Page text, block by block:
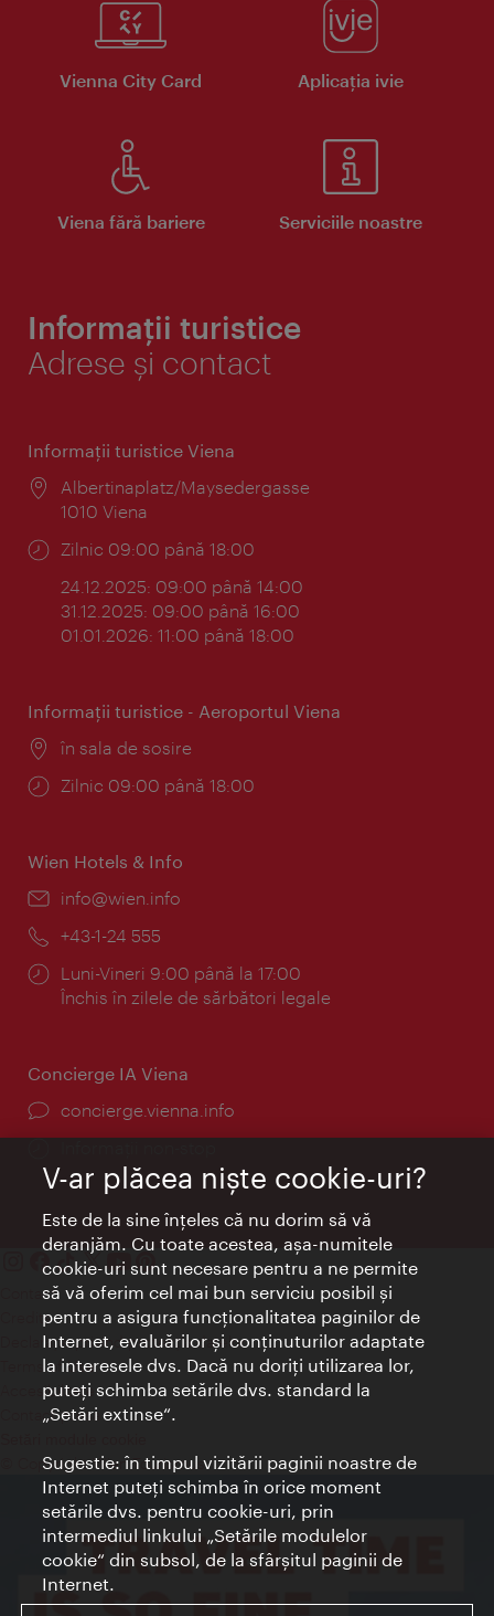
Vienna City Card Aplicaţia ivie
Viena fără bariere Serviciile noastre
Informații turistice
Adrese și contact
Informaţii turistice Viena
Locul:
Albertinaplatz/Maysedergasse
1010 Viena
Program:
Zilnic 09:00 până 18:00
24.12.2025: 09:00 până 14:00
31.12.2025: 09:00 până 16:00
01.01.2026: 11:00 până 18:00
Informaţii turistice - Aeroportul Viena
Locul:
în sala de sosire
Program:
Zilnic 09:00 până 18:00
Wien Hotels & Info
E-
info@wien.info
Telefon:
+43-1-24 555
Program:
Luni-Vineri 9:00 până la 17:00
Închis în zilele de sărbători legale
Concierge IA Viena
concierge.vienna.info
Contact
Credits
Declaraţie privind protecţia datelor
Terms of Use
Accesibilitate
Contact presa
© Copyright Wien Tourismus
V-ar plăcea nişte cookie-uri?
Este de la sine înţeles că nu dorim să vă
deranjăm. Cu toate acestea, aşa-numitele
cookie-uri sunt necesare pentru a ne permite
să vă oferim cel mai bun serviciu posibil şi
pentru a asigura funcţionalitatea paginilor de
Internet, evaluărilor şi conţinuturilor adaptate
la interesele dvs. Dacă nu doriţi utilizarea lor,
puteţi schimba setările dvs. standard la
„Setări extinse“.
Sugestie: în timpul vizitării paginii noastre de
Internet puteţi schimba în orice moment
setările dvs. pentru cookie-uri, prin
intermediul linkului „Setările modulelor
cookie“ din subsol, de la sfârşitul paginii de
Internet.